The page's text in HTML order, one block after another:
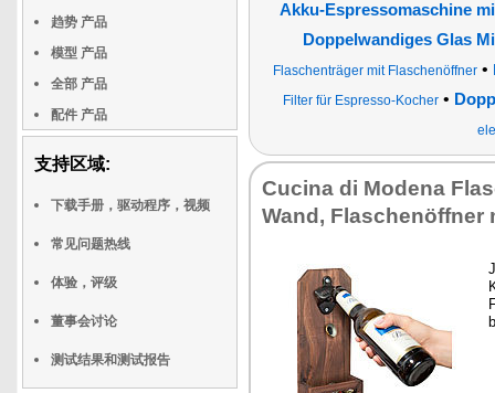
趋势 产品
模型 产品
全部 产品
配件 产品
支持区域:
下载手册，驱动程序，视频
常见问题热线
体验，评级
董事会讨论
测试结果和测试报告
Akku-Espressomaschine
Doppelwandiges Glas
Flaschenträger mit Flaschenöffner•
Filter für Espresso-Kocher•
Cucina di Modena
Wand, Flaschenöffner